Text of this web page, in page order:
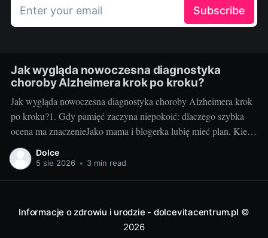
Enter your email Subscribe
Jak wygląda nowoczesna diagnostyka
choroby Alzheimera krok po kroku?
Jak wygląda nowoczesna diagnostyka choroby Alzheimera krok
po kroku?1. Gdy pamięć zaczyna niepokoić: dlaczego szybka
ocena ma znaczenieJako mama i blogerka lubię mieć plan. Kiedy
u mojej cioci zaczęły się „drobne” zgubienia terminów i
powtarzanie tych samych pytań, myślałam: zmęczenie, stres. Ale
Dolce
5 sie 2026 • 3 min read
Informacje o zdrowiu i urodzie - dolcevitacentrum.pl ©
2026